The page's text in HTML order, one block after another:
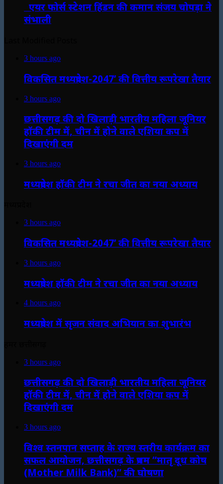
एयर फोर्स स्टेशन हिंडन की कमान संजय चोपड़ा ने
संभाली
3 hours ago
विकसित मध्यप्रदेश-2047’ की वित्तीय रूपरेखा तैयार
3 hours ago
छत्तीसगढ़ की दो खिलाड़ी भारतीय महिला जूनियर
हॉकी टीम में, चीन में होने वाले एशिया कप में
दिखाएंगी दम
3 hours ago
मध्यप्रदेश हॉकी टीम ने रचा जीत का नया अध्याय
3 hours ago
विकसित मध्यप्रदेश-2047’ की वित्तीय रूपरेखा तैयार
3 hours ago
मध्यप्रदेश हॉकी टीम ने रचा जीत का नया अध्याय
4 hours ago
मध्यप्रदेश में सृजन संवाद अभियान का शुभारंभ
3 hours ago
छत्तीसगढ़ की दो खिलाड़ी भारतीय महिला जूनियर
हॉकी टीम में, चीन में होने वाले एशिया कप में
दिखाएंगी दम
3 hours ago
विश्व स्तनपान सप्ताह के राज्य स्तरीय कार्यक्रम का
सफल आयोजन, छत्तीसगढ़ के प्रथम “मातृ दूध कोष
(Mother Milk Bank)” की घोषणा